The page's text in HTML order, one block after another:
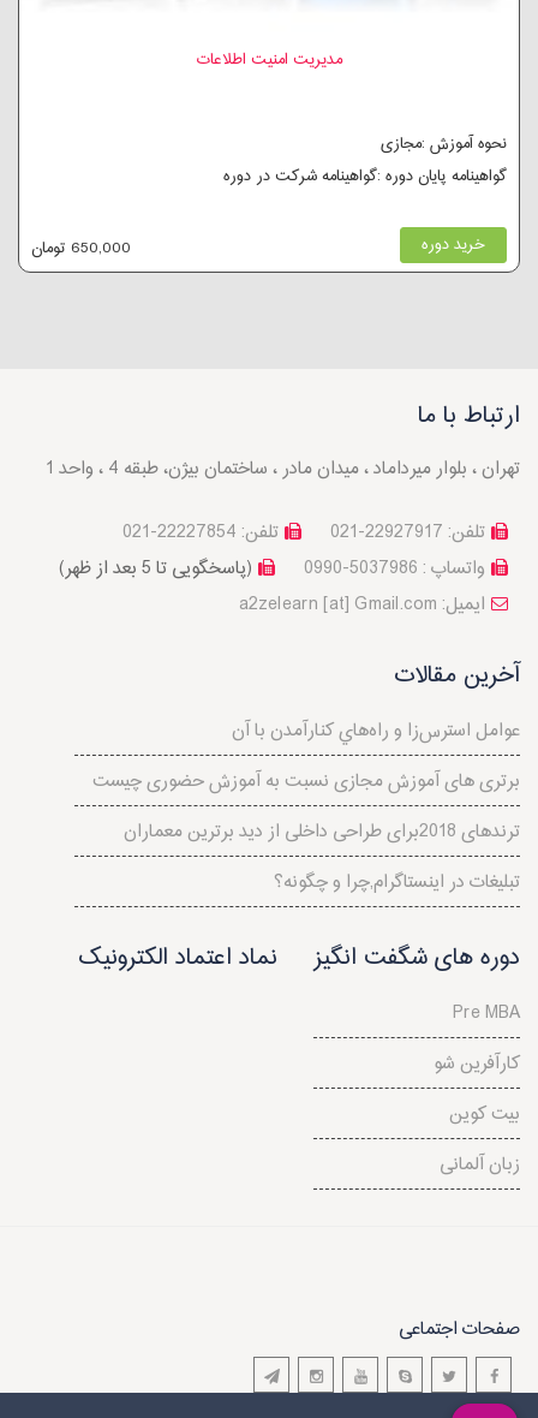
مدیریت امنیت اطلاعات
نحوه آموزش :مجازی
گواهینامه پایان دوره :گواهینامه شرکت در دوره
خرید دوره 650,000 تومان
ارتباط با ما
تهران ، بلوار میرداماد ، میدان مادر ، ساختمان بیژن، طبقه 4 ، واحد 1
تلفن: 22227854-021
تلفن: 22927917-021
(پاسخگویی تا 5 بعد از ظهر)
واتساپ : 5037986-0990
a2zelearn [at] Gmail.com :ایمیل
آخرین مقالات
عوامل استرس‌‌زا و راه‌هاي کنارآمدن با آن
برتری های آموزش مجازی نسبت به آموزش حضوری چیست
ترندهای 2018برای طراحی داخلی از دید برترین معماران
تبلیغات در اینستاگرام,چرا و چگونه؟
دوره های شگفت انگیز
Pre MBA
کارآفرین شو
بیت کوین
زبان آلمانی
نماد اعتماد الکترونیک
صفحات اجتماعی